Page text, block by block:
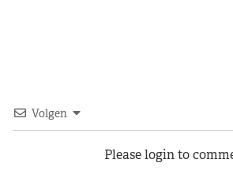
Volgen
Please login to